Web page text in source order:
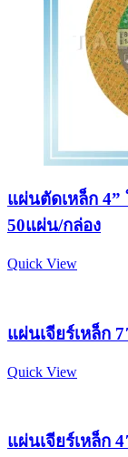
แผ่นตัดเหล็ก 4”
50แผ่น/กล่อง
Quick View
แผ่นเจียร์เหล็ก
Quick View
แผ่นเจียร์เหล็ก